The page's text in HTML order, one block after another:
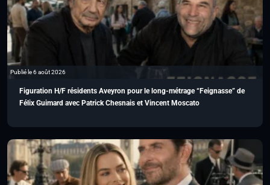
Publié le 6 août 2026
Figuration H/F résidents Aveyron pour le long-métrage “Feignasse” de
Félix Guimard avec Patrick Chesnais et Vincent Moscato